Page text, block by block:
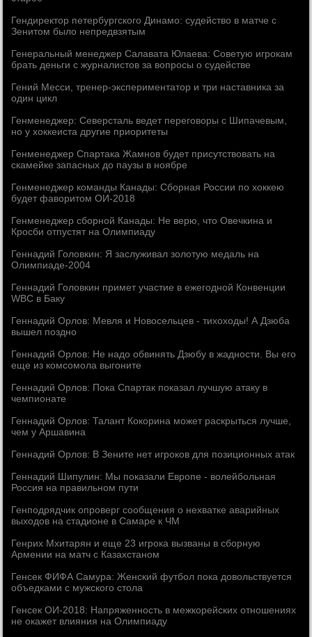
Гендиректор петербургского Динамо: судейство в матче с
Зенитом было непредвзятым
Генеральный менеджер Салавата Юлаева: Советую игрокам
брать деньги с журналистов за вопросы о судействе
Гений Месси, тренер-экспериментатор и три наставника за
один цикл
Генменеджер: Северсталь ведет переговоры с Шипачевым,
но у хоккеиста другие приоритеты
Генменеджер Спартака Жамнов будет присутствовать на
скамейке запасных до паузы в ноябре
Генменеджер команды Канады: Сборная России по хоккею
будет фаворитом ОИ-2018
Генменеджер сборной Канады: Не верю, что Овечкина и
Кросби отпустят на Олимпиаду
Геннадий Головкин: Я заслуживал золотую медаль на
Олимпиаде-2004
Геннадий Головкин примет участие в ежегодной Конвенции
WBC в Баку
Геннадий Орлов: Мевля и Новосельцев - тихоходы! А Дзюба
вышел поздно
Геннадий Орлов: Не надо обвинять Дзюбу в жадности. Вы его
еще из комсомола выгоните
Геннадий Орлов: Пока Спартак показал лучшую атаку в
чемпионате
Геннадий Орлов: Талант Кокорина может раскрыться лучше,
чем у Аршавина
Геннадий Орлов: В Зените нет игроков для позиционных атак
Геннадий Шипулин: Мы показали Европе - волейбольная
Россия на правильном пути
Генподрядчик опроверг сообщения о нехватке аварийных
выходов на стадионе в Самаре к ЧМ
Генрих Мхитарян и еще 23 игрока вызваны в сборную
Армении на матч с Казахстаном
Генсек ФИФА Самура: Женский футбол пока довольствуется
объедками с мужского стола
Генсек ОИ-2018: Напряженность в межкорейских отношениях
не окажет влияния на Олимпиаду